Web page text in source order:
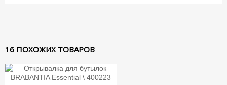
16 ПОХОЖИХ ТОВАРОВ